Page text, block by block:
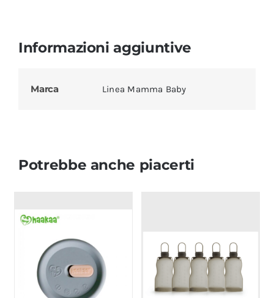
Informazioni aggiuntive
Marca Linea Mamma Baby
Potrebbe anche piacerti